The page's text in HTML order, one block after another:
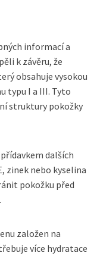
informací a
k závěru, že
obsahuje vysokou
typu I a III. Tyto
struktury pokožky
dalších
zinek nebo kyselina
pokožku před
založen na
více hydratace